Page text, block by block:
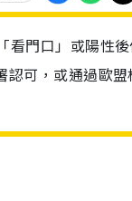
看門口」或陽性
認可，或通過歐盟